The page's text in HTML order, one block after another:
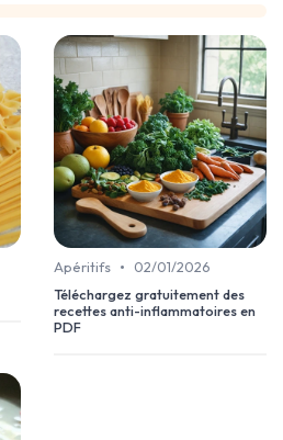
Apéritifs •
02/01/2026
Téléchargez gratuitement des
recettes anti-inflammatoires en
PDF